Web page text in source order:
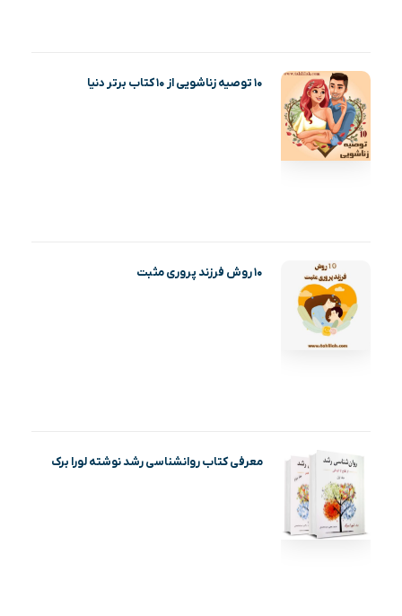
۱۰ توصیه زناشویی از ۱۰ کتاب برتر دنیا
۱۰ روش فرزند پروری مثبت
معرفی کتاب روانشناسی رشد نوشته لورا برک